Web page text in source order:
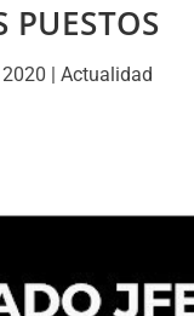
PUESTOS
| Actualidad